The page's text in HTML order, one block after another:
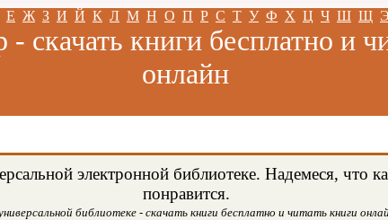
Е Ж З И Й К Л М Н О П Р С Т У Ф Х Ц Ч Ш Щ Э
скачать книги бесплатно и
онлайн
электронной библиотеке. Надемеся, что
понравится.
библиотеке - скачать книги бесплатно и читать книги